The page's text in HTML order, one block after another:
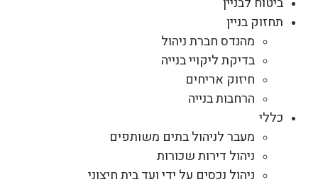
תחזוק בניין
מהנדס חברת ניהול
בדיקת ליקויי בנייה
חיזוק אריחים
הרחבות בנייה
כללי
מעבר לניהול בתים משותפים
ניהול דירות שכורות
ניהול נכסים על ידי ועד בית חיצוני